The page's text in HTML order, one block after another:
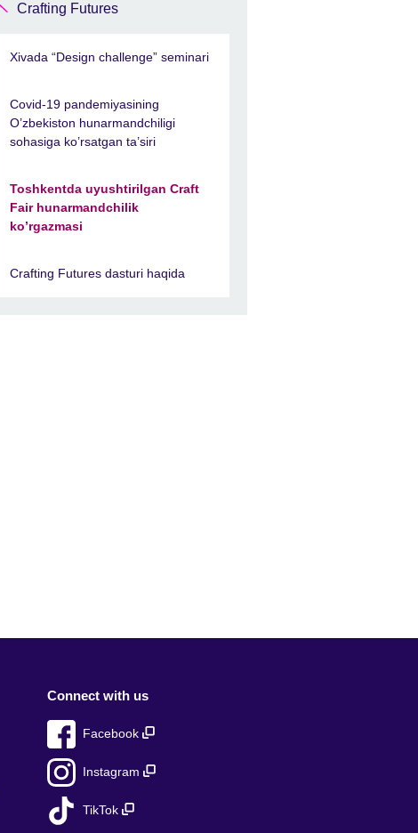
Crafting Futures
Xivada “Design challenge” seminari
Covid-19 pandemiyasining
O’zbekiston hunarmandchiligi
sohasiga ko’rsatgan ta’siri
Toshkentda uyushtirilgan Craft
Fair hunarmandchilik
ko’rgazmasi
Crafting Futures dasturi haqida
Connect with us
Facebook
Instagram
TikTok